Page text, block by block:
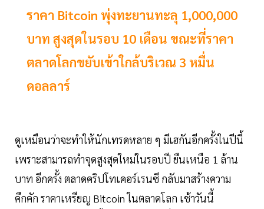
ราคา Bitcoin พุ่งทะยานทะลุ 1,000,000
บาท สูงสุดในรอบ 10 เดือน ขณะที่ราคา
ตลาดโลกขยับเข้าใกล้บริเวณ 3 หมื่น
ดอลลาร์
ดูเหมือนว่าจะทำให้นักเทรดหลาย ๆ มีเฮกันอีกครั้งในปีนี้
เพราะสามารถทำจุดสูงสุดใหม่ในรอบปี ยืนเหนือ 1 ล้าน
บาท อีกครั้ง ตลาดคริปโทเคอร์เรนซี กลับมาสร้างความ
คึกคัก ราคาเหรียญ Bitcoin ในตลาดโลก เช้าวันนี้